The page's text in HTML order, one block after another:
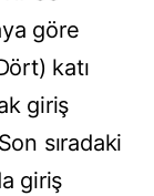
göre
katı
giriş
sıradaki
giriş